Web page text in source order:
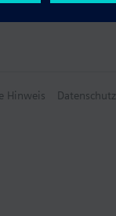
Hinweis Datenschutz